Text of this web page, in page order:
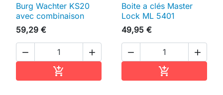
Burg Wachter KS20
avec combinaison
59,29 €
 

Boite a clés Master
Lock ML 5401
49,95 €
 
